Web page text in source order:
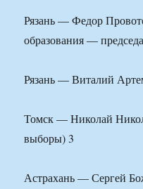
Рязань — Федор
образования —
Рязань — Виталий
Томск — Николай
выборы) 3
Астрахань — Сергей